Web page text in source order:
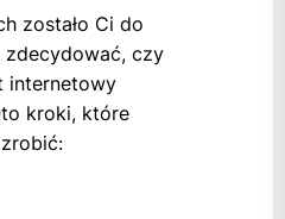
zostało Ci do
czy
internetowy
kroki, które